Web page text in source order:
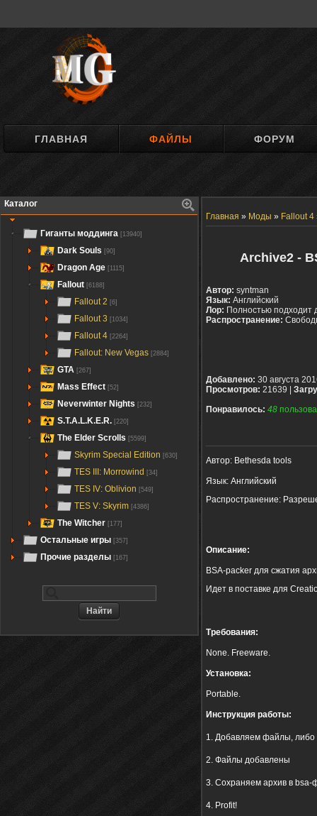
ГЛАВНАЯ ФАЙЛЫ ФОРУМ
Каталог
Гиганты моддинга [13940]
Dark Souls [90]
Dragon Age [1115]
Fallout [6188]
Fallout 2 [6]
Fallout 3 [1034]
Fallout 4 [2264]
Fallout: New Vegas [2884]
GTA [267]
Mass Effect [52]
Neverwinter Nights [232]
S.T.A.L.K.E.R. [220]
The Elder Scrolls [5599]
Skyrim Special Edition [630]
TES III: Morrowind [34]
TES IV: Oblivion [549]
TES V: Skyrim [4386]
The Witcher [177]
Остальные игры [357]
Прочие разделы [167]
Главная » Моды » Fallout 4
Archive2 -
Автор: syntman
Язык: Английский
Лор: Полностью подходит
Распространение:
Добавлено: 30 августа
Просмотров: 21639 |
Понравилось: 48
Автор: Bethesda tools
Язык: Английский
Распространение:
Описание:
BSA-packer для сжатия
Идет в поставке для
Требования:
None. Freeware.
Установка:
Portable.
Инструкция работы:
1. Добавляем файлы, либо
2. Файлы добавлены
3. Сохраняем архив в bsa-
4. Profit!